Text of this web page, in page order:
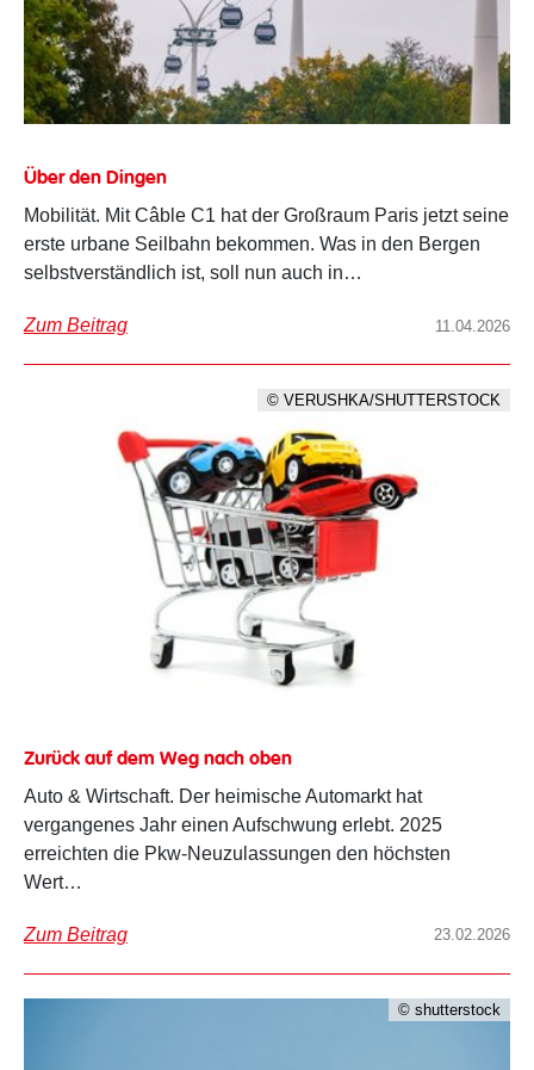
Über den Dingen
Mobilität. Mit Câble C1 hat der Großraum Paris jetzt seine
erste urbane Seilbahn bekommen. Was in den Bergen
selbstverständlich ist, soll nun auch in…
Zum Beitrag 11.04.2026
© VERUSHKA/SHUTTERSTOCK
Zurück auf dem Weg nach oben
Auto & Wirtschaft. Der heimische Automarkt hat
vergangenes Jahr einen Aufschwung erlebt. 2025
erreichten die Pkw-Neuzulassungen den höchsten
Wert…
Zum Beitrag 23.02.2026
© shutterstock